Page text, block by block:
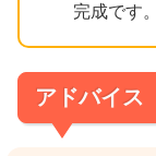
完成です。
アドバイス